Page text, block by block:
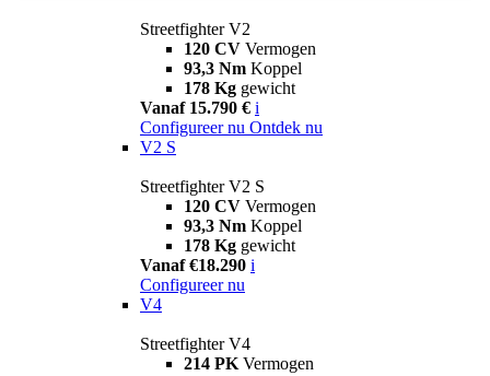
Streetfighter V2
120 CV Vermogen
93,3 Nm Koppel
178 Kg gewicht
Vanaf 15.790 € i
Configureer nu Ontdek nu
V2 S
Streetfighter V2 S
120 CV Vermogen
93,3 Nm Koppel
178 Kg gewicht
Vanaf €18.290 i
Configureer nu
V4
Streetfighter V4
214 PK Vermogen